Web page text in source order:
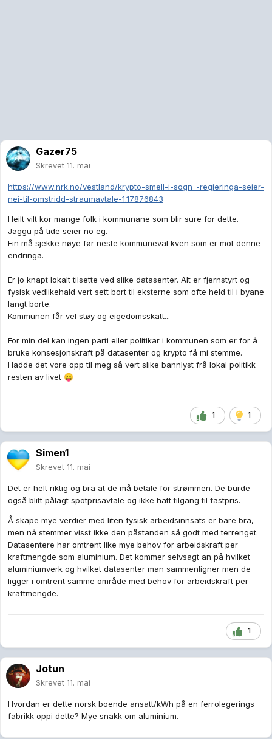
Gazer75
Skrevet 11. mai
https://www.nrk.no/vestland/krypto-smell-i-sogn_-regjeringa-seier-
nei-til-omstridd-straumavtale-1.17876843
Heilt vilt kor mange folk i kommunane som blir sure for dette.
Jaggu på tide seier no eg.
Ein må sjekke nøye før neste kommuneval kven som er mot denne
endringa.
Er jo knapt lokalt tilsette ved slike datasenter. Alt er fjernstyrt og
fysisk vedlikehald vert sett bort til eksterne som ofte held til i byane
langt borte.
Kommunen får vel støy og eigedomsskatt...
For min del kan ingen parti eller politikar i kommunen som er for å
bruke konsesjonskraft på datasenter og krypto få mi stemme.
Hadde det vore opp til meg så vert slike bannlyst frå lokal politikk
resten av livet 😛
1 1
Simen1
Skrevet 11. mai
Det er helt riktig og bra at de må betale for strømmen. De burde
også blitt pålagt spotprisavtale og ikke hatt tilgang til fastpris.
Å skape mye verdier med liten fysisk arbeidsinnsats er bare bra,
men nå stemmer visst ikke den påstanden så godt med terrenget.
Datasentere har omtrent like mye behov for arbeidskraft per
kraftmengde som aluminium. Det kommer selvsagt an på hvilket
aluminiumverk og hvilket datasenter man sammenligner men de
ligger i omtrent samme område med behov for arbeidskraft per
kraftmengde.
1
Jotun
Skrevet 11. mai
Hvordan er dette norsk boende ansatt/kWh på en ferrolegerings
fabrikk oppi dette? Mye snakk om aluminium.